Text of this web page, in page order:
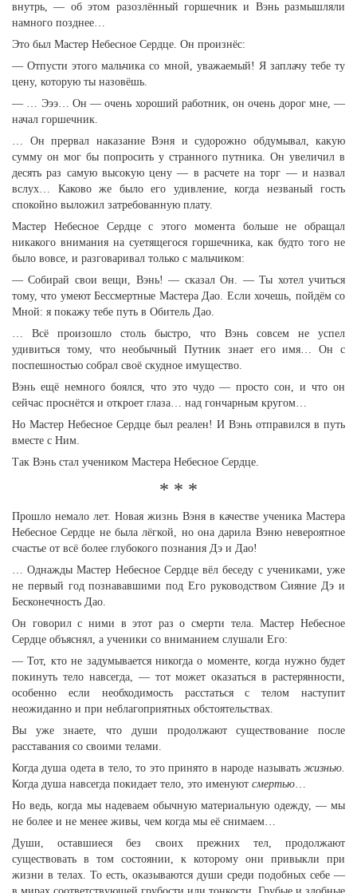
внутрь, — об этом разозлённый горшечник и Вэнь размышляли
намного позднее…
Это был Мастер Небесное Сердце. Он произнёс:
— Отпусти этого мальчика со мной, уважаемый! Я заплачу тебе ту
цену, которую ты назовёшь.
— … Эээ… Он — очень хороший работник, он очень дорог мне, —
начал горшечник.
… Он прервал наказание Вэня и судорожно обдумывал, какую
сумму он мог бы попросить у странного путника. Он увеличил в
десять раз самую высокую цену — в расчете на торг — и назвал
вслух… Каково же было его удивление, когда незваный гость
спокойно выложил затребованную плату.
Мастер Небесное Сердце с этого момента больше не обращал
никакого внимания на суетящегося горшечника, как будто того не
было вовсе, и разговаривал только с мальчиком:
— Собирай свои вещи, Вэнь! — сказал Он. — Ты хотел учиться
тому, что умеют Бессмертные Мастера Дао. Если хочешь, пойдём со
Мной: я покажу тебе путь в Обитель Дао.
… Всё произошло столь быстро, что Вэнь совсем не успел
удивиться тому, что необычный Путник знает его имя… Он с
поспешностью собрал своё скудное имущество.
Вэнь ещё немного боялся, что это чудо — просто сон, и что он
сейчас проснётся и откроет глаза… над гончарным кругом…
Но Мастер Небесное Сердце был реален! И Вэнь отправился в путь
вместе с Ним.
Так Вэнь стал учеником Мастера Небесное Сердце.
* * *
Прошло немало лет. Новая жизнь Вэня в качестве ученика Мастера
Небесное Сердце не была лёгкой, но она дарила Вэню невероятное
счастье от всё более глубокого познания Дэ и Дао!
… Однажды Мастер Небесное Сердце вёл беседу с учениками, уже
не первый год познававшими под Его руководством Сияние Дэ и
Бесконечность Дао.
Он говорил с ними в этот раз о смерти тела. Мастер Небесное
Сердце объяснял, а ученики со вниманием слушали Его:
— Тот, кто не задумывается никогда о моменте, когда нужно будет
покинуть тело навсегда, — тот может оказаться в растерянности,
особенно если необходимость расстаться с телом наступит
неожиданно и при неблагоприятных обстоятельствах.
Вы уже знаете, что души продолжают существование после
расставания со своими телами.
Когда душа одета в тело, то это принято в народе называть жизнью.
Когда душа навсегда покидает тело, это именуют смертью…
Но ведь, когда мы надеваем обычную материальную одежду, — мы
не более и не менее живы, чем когда мы её снимаем…
Души, оставшиеся без своих прежних тел, продолжают
существовать в том состоянии, к которому они привыкли при
жизни в телах. То есть, оказываются души среди подобных себе —